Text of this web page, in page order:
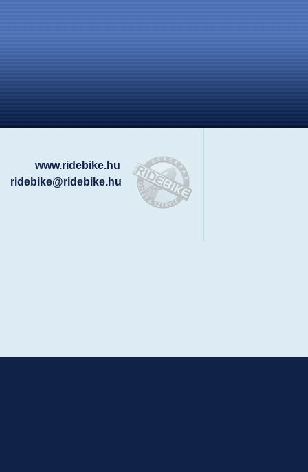
www.ridebike.hu
ridebike@ridebike.hu